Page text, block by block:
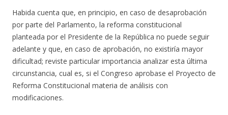
Habida cuenta que, en principio, en caso de desaprobación
por parte del Parlamento, la reforma constitucional
planteada por el Presidente de la República no puede seguir
adelante y que, en caso de aprobación, no existiría mayor
dificultad; reviste particular importancia analizar esta última
circunstancia, cual es, si el Congreso aprobase el Proyecto de
Reforma Constitucional materia de análisis con
modificaciones.